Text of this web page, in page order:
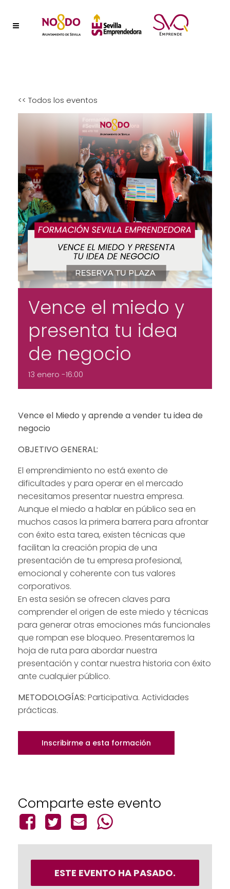
<< Todos los eventos
Vence el miedo y
presenta tu idea
de negocio
13 enero -16:00
Vence el Miedo y aprende a vender tu idea de
negocio
OBJETIVO GENERAL:
El emprendimiento no está exento de
dificultades y para operar en el mercado
necesitamos presentar nuestra empresa.
Aunque el miedo a hablar en público sea en
muchos casos la primera barrera para afrontar
con éxito esta tarea, existen técnicas que
facilitan la creación propia de una
presentación de tu empresa profesional,
emocional y coherente con tus valores
corporativos.
En esta sesión se ofrecen claves para
comprender el origen de este miedo y técnicas
para generar otras emociones más funcionales
que rompan ese bloqueo. Presentaremos la
hoja de ruta para abordar nuestra
presentación y contar nuestra historia con éxito
ante cualquier público.
METODOLOGÍAS: Participativa. Actividades
prácticas.
Inscribirme a esta formación
Comparte este evento
ESTE EVENTO HA PASADO.